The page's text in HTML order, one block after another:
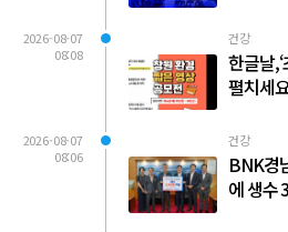
2026-08-07
08:08
건강
한글날
펼치세
2026-08-07
08:06
건강
BNK경
에 생수